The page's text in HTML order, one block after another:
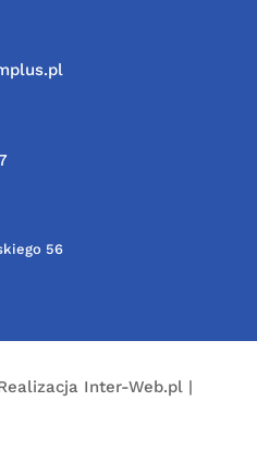
56
Inter-Web.pl |